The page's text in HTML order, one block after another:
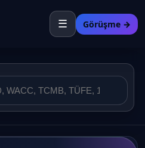
☰ Görüşme →